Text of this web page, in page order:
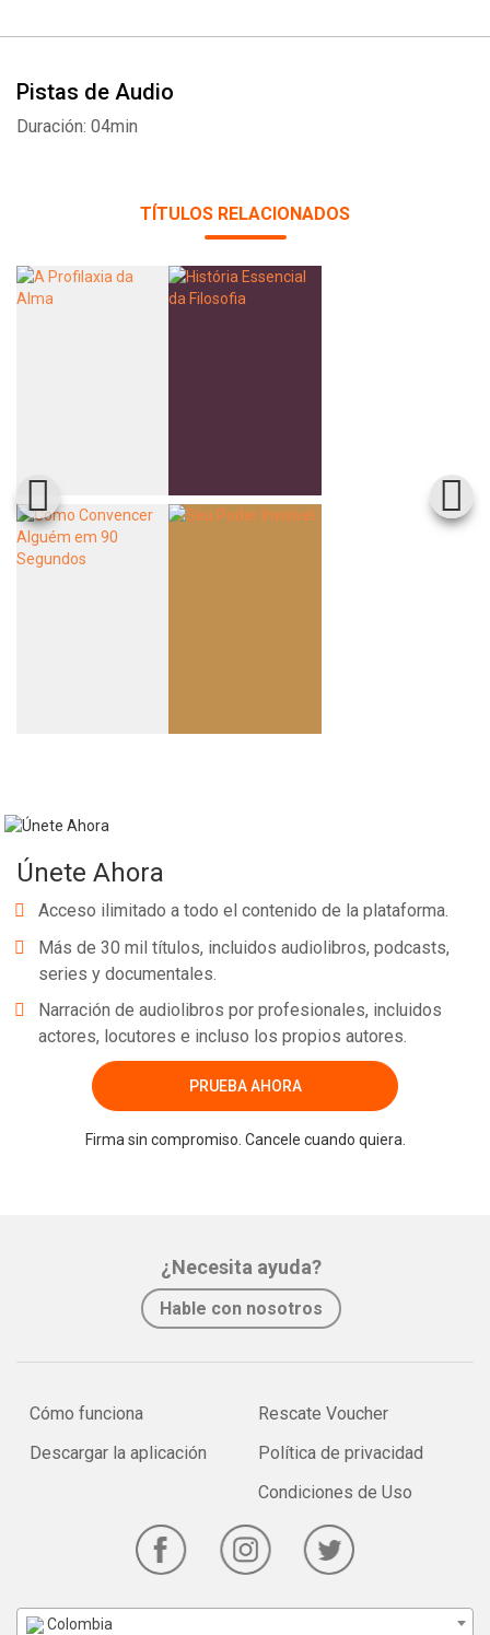
Pistas de Audio
Duración: 04min
TÍTULOS RELACIONADOS
Únete Ahora
Acceso ilimitado a todo el contenido de la plataforma.
Más de 30 mil títulos, incluidos audiolibros, podcasts,
series y documentales.
Narración de audiolibros por profesionales, incluidos
actores, locutores e incluso los propios autores.
PRUEBA AHORA
Firma sin compromiso. Cancele cuando quiera.
¿Necesita ayuda?
Hable con nosotros
Cómo funciona
Descargar la aplicación
Rescate Voucher
Política de privacidad
Condiciones de Uso
Colombia